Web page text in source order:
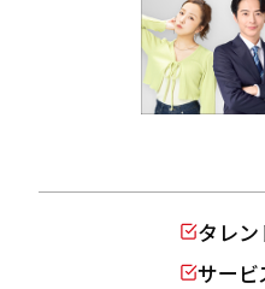
タレ
サービ